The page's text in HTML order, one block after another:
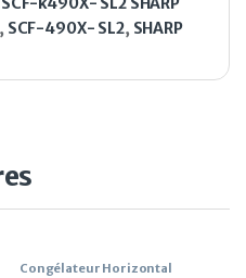
, SCF-490X- SL2, SHARP
Congélateur Horizontal